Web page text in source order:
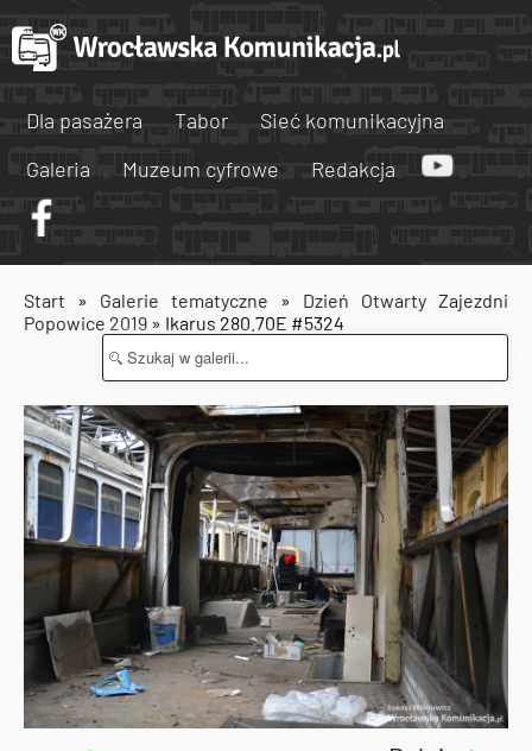
Dla pasażera Tabor
Sieć komunikacyjna
Galeria
Muzeum cyfrowe Redakcja
Start » Galerie tematyczne » Dzień Otwarty Zajezdni
Popowice 2019 » Ikarus 280.70E #5324